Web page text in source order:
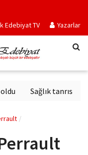
Edebiyat TV Yazarlar
Sağlık